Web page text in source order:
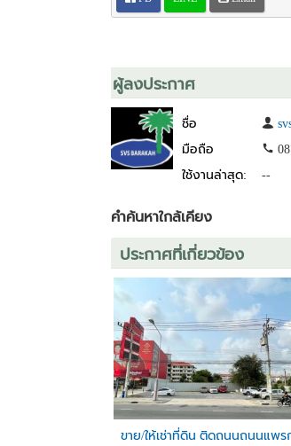
ผู้ลงประกาศ
ชื่อ
มือถือ
ใช้งานล่าสุด:
--
คำค้นหาใกล้เคียง
ประกาศที่เกี่ยวข้อง
ขาย/ให้เช่าที่ดิน ติดถนนถนนแพร